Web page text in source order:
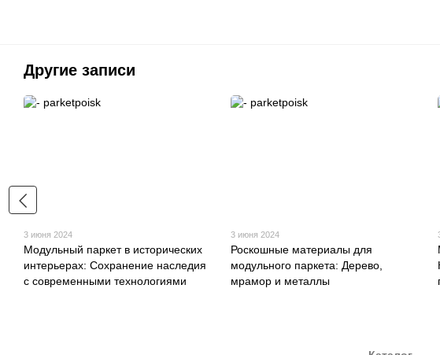
Другие записи
3 июня 2024
Модульный паркет в исторических
интерьерах: Сохранение наследия
с современными технологиями
3 июня 2024
Роскошные материалы для
модульного паркета: Дерево,
мрамор и металлы